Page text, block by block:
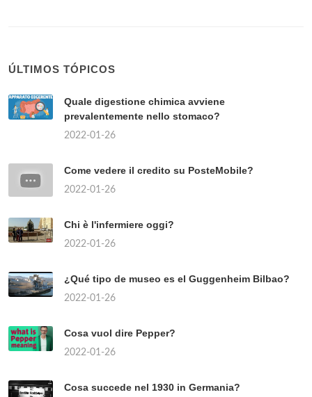
ÚLTIMOS TÓPICOS
Quale digestione chimica avviene
prevalentemente nello stomaco?
2022-01-26
Come vedere il credito su PosteMobile?
2022-01-26
Chi è l'infermiere oggi?
2022-01-26
¿Qué tipo de museo es el Guggenheim Bilbao?
2022-01-26
Cosa vuol dire Pepper?
2022-01-26
Cosa succede nel 1930 in Germania?